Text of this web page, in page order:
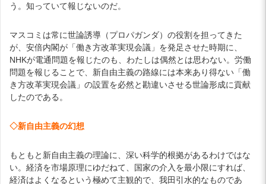
う。知っていて報じないのだ。
マスコミは常に世論誘導（プロパガンダ）の役割を担ってきた
が、安倍内閣が「働き方改革実現会議」を発足させた時期に、
NHKが電通問題を報じたのも、わたしは偶然とは思わない。労働
問題を報じることで、新自由主義の路線には本来あり得ない「働
き方改革実現会議」の設置を必然と勘違いさせる世論形成に貢献
したのである。
◇新自由主義の幻想
もともと新自由主義の理論に、深い科学的根拠があるわけではな
い。経済を市場原理にゆだねて、国家の介入を最小限にすれば、
経済はよくなるという極めて主観的で、我田引水的なものであ